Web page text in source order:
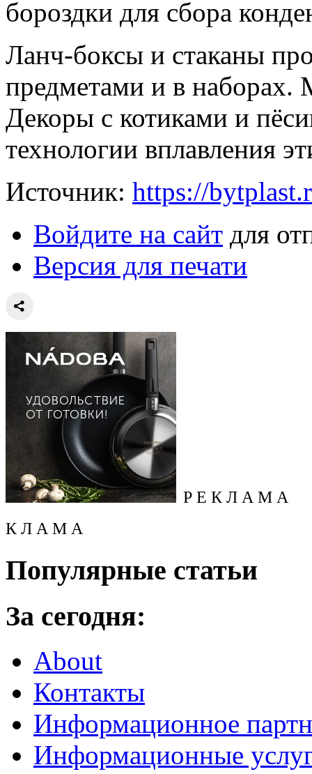
бороздки для сбора
Ланч-боксы и стаканы
предметами и в наборах.
Декоры с котиками и
технологии вплавления
Источник: https://
Войдите на сайт для
Версия для печати
Р Е К Л А М А
К Л А М А
Популярные статьи
За сегодня:
About
Контакты
Информационное
Информационные